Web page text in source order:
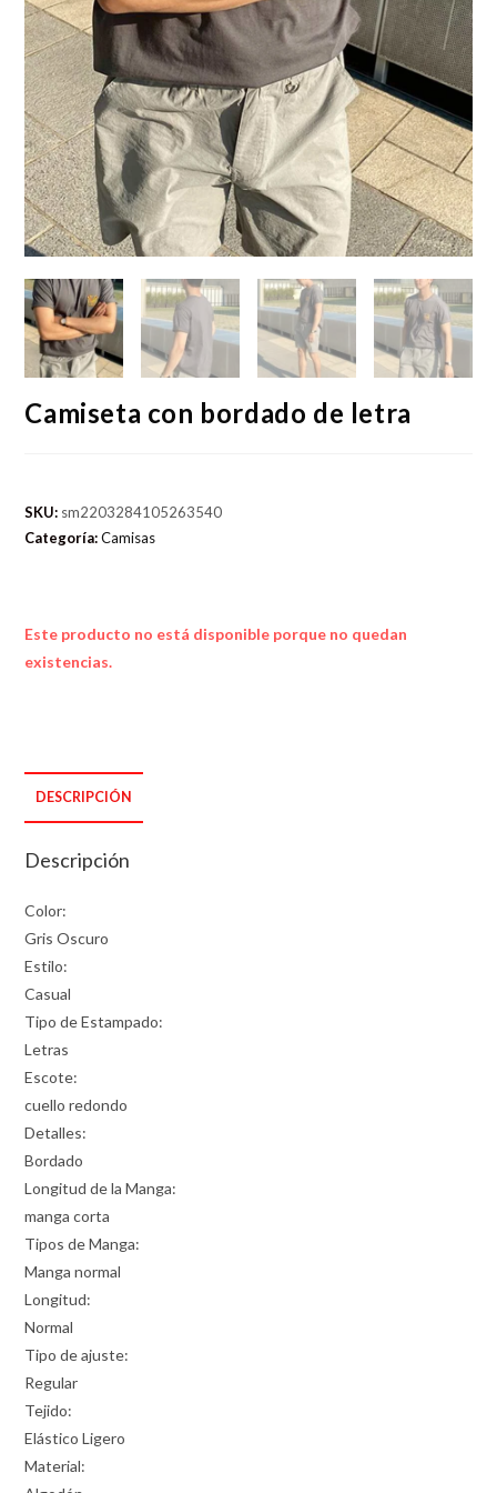
Camiseta con bordado de letra
SKU: sm2203284105263540
Categoría:Camisas
Este producto no está disponible porque no quedan
existencias.
DESCRIPCIÓN
Descripción
Color:
Gris Oscuro
Estilo:
Casual
Tipo de Estampado:
Letras
Escote:
cuello redondo
Detalles:
Bordado
Longitud de la Manga:
manga corta
Tipos de Manga:
Manga normal
Longitud:
Normal
Tipo de ajuste:
Regular
Tejido:
Elástico Ligero
Material: